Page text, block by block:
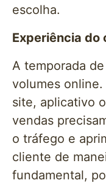
escolha.
Experiência
A temporada
volumes online.
site, aplicativo
vendas
o tráfego e
cliente de
fundamental,